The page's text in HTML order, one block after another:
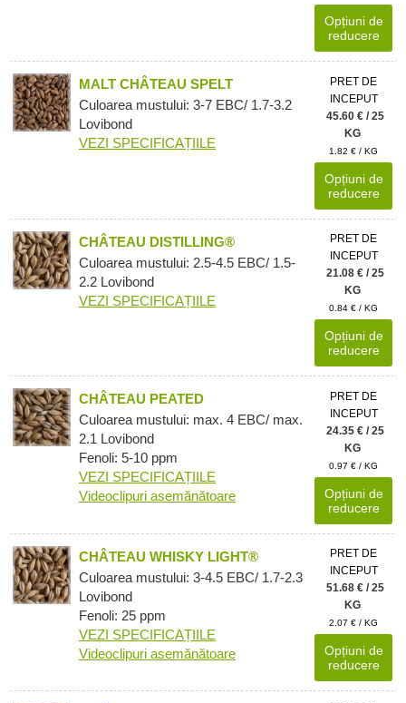
Opțiuni de
reducere
MALT CHÂTEAU SPELT
Culoarea mustului: 3-7 EBC/ 1.7-3.2
Lovibond
VEZI SPECIFICAȚIILE
PRET DE
INCEPUT
45.60 € / 25
KG
1.82 € / KG
Opțiuni de
reducere
CHÂTEAU DISTILLING®
Culoarea mustului: 2.5-4.5 EBC/ 1.5-
2.2 Lovibond
VEZI SPECIFICAȚIILE
PRET DE
INCEPUT
21.08 € / 25
KG
0.84 € / KG
Opțiuni de
reducere
CHÂTEAU PEATED
Culoarea mustului: max. 4 EBC/ max.
2.1 Lovibond
Fenoli: 5-10 ppm
VEZI SPECIFICAȚIILE
Videoclipuri asemănătoare
PRET DE
INCEPUT
24.35 € / 25
KG
0.97 € / KG
Opțiuni de
reducere
CHÂTEAU WHISKY LIGHT®
Culoarea mustului: 3-4.5 EBC/ 1.7-2.3
Lovibond
Fenoli: 25 ppm
VEZI SPECIFICAȚIILE
Videoclipuri asemănătoare
PRET DE
INCEPUT
51.68 € / 25
KG
2.07 € / KG
Opțiuni de
reducere